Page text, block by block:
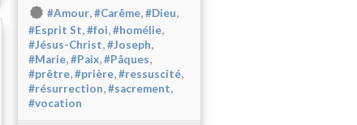
#Amour,#Carême,#Dieu,
#Esprit St,#foi,#homélie,
#Jésus-Christ,#Joseph,
#Marie,#Paix,#Pâques,
#prêtre,#prière,#ressuscité,
#résurrection,#sacrement,
#vocation